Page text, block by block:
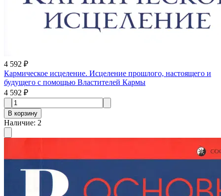
4 592 ₽
Кармическое исцеление. Исцеление прошлого, настоящего и
будущего с помощью Властителей Кармы
4 592 ₽
В корзину
Наличие: 2